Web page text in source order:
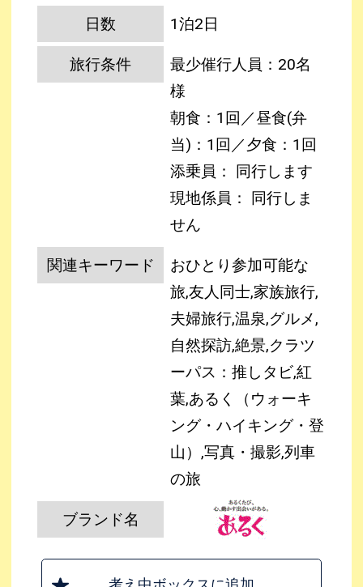
日数 1泊2日
旅行条件
最少催行人員：20名
様
朝食：1回／昼食(弁
当)：1回／夕食：1回
添乗員： 同行します
現地係員： 同行しま
せん
関連キーワード
おひとり参加可能な
旅,友人同士,家族旅行,
夫婦旅行,温泉,グルメ,
自然探訪,絶景,クラツ
ーパス：推しタビ,紅
葉,あるく（ウォーキ
ング・ハイキング・登
山）,写真・撮影,列車
の旅
ブランド名